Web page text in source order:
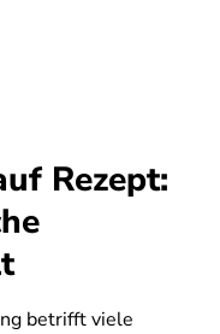
Rezept:
betrifft viele